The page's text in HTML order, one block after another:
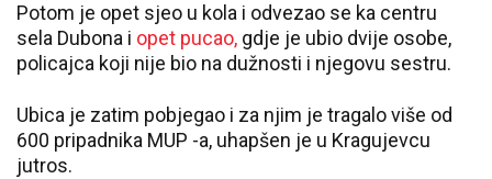
Potom je opet sjeo u kola i odvezao se ka centru
sela Dubona i opet pucao, gdje je ubio dvije osobe,
policajca koji nije bio na dužnosti i njegovu sestru.
Ubica je zatim pobjegao i za njim je tragalo više od
600 pripadnika MUP -a, uhapšen je u Kragujevcu
jutros.